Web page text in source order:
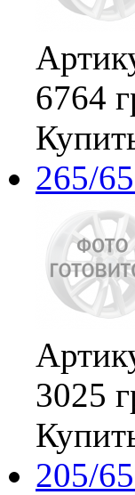
6764
265/
3025
205/